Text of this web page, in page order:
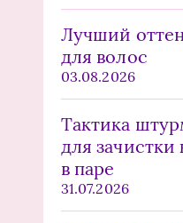
Лучший
для волос
03.08.2026
Тактика
для
в паре
31.07.2026